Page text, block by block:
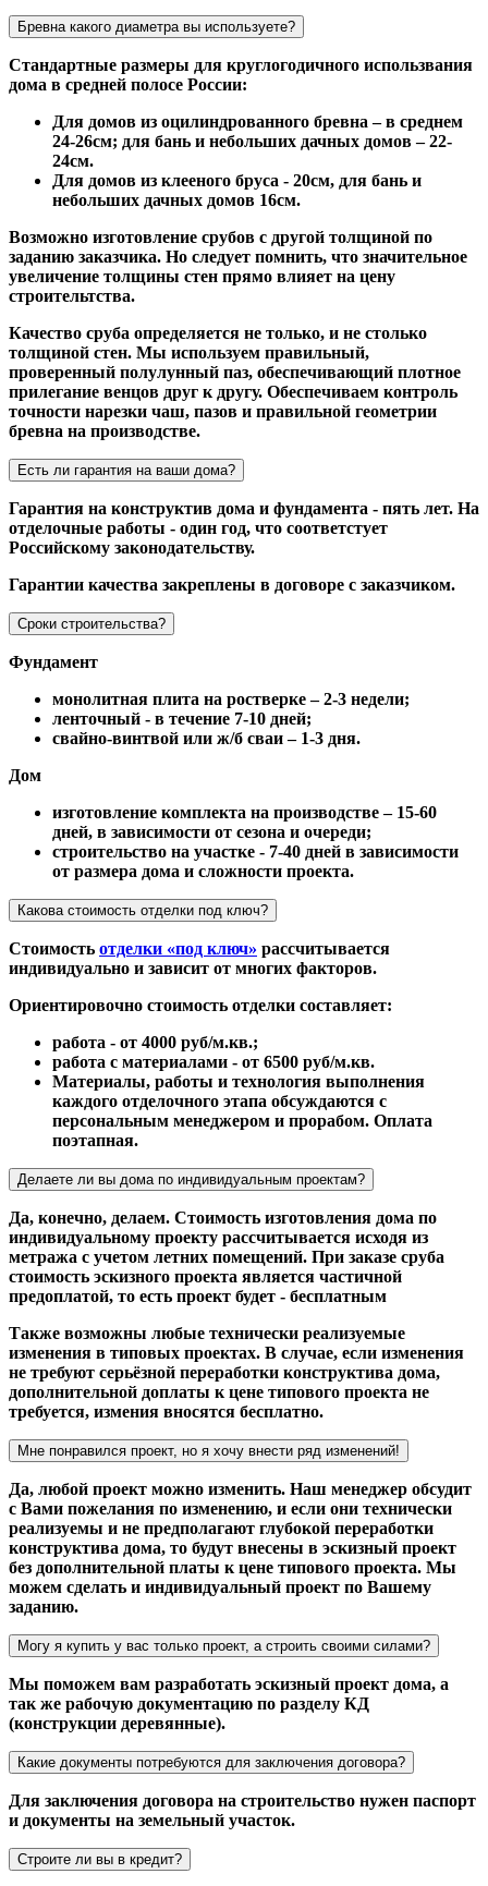
Бревна какого диаметра вы используете?
Стандартные размеры для круглогодичного использвания
дома в средней полосе России:
Для домов из оцилиндрованного бревна – в среднем
24-26см; для бань и небольших дачных домов – 22-
24см.
Для домов из клееного бруса - 20см, для бань и
небольших дачных домов 16см.
Возможно изготовление срубов с другой толщиной по
заданию заказчика. Но следует помнить, что значительное
увеличение толщины стен прямо влияет на цену
строительтства.
Качество сруба определяется не только, и не столько
толщиной стен. Мы используем правильный,
проверенный полулунный паз, обеспечивающий плотное
прилегание венцов друг к другу. Обеспечиваем контроль
точности нарезки чаш, пазов и правильной геометрии
бревна на производстве.
Есть ли гарантия на ваши дома?
Гарантия на конструктив дома и фундамента - пять лет. На
отделочные работы - один год, что соответстует
Российскому законодательству.
Гарантии качества закреплены в договоре с заказчиком.
Сроки строительства?
Фундамент
монолитная плита на ростверке – 2-3 недели;
ленточный - в течение 7-10 дней;
свайно-винтвой или ж/б сваи – 1-3 дня.
Дом
изготовление комплекта на производстве – 15-60
дней, в зависимости от сезона и очереди;
строительство на участке - 7-40 дней в зависимости
от размера дома и сложности проекта.
Какова стоимость отделки под ключ?
Стоимость отделки «под ключ» рассчитывается
индивидуально и зависит от многих факторов.
Ориентировочно стоимость отделки составляет:
работа - от 4000 руб/м.кв.;
работа с материалами - от 6500 руб/м.кв.
Материалы, работы и технология выполнения
каждого отделочного этапа обсуждаются с
персональным менеджером и прорабом. Оплата
поэтапная.
Делаете ли вы дома по индивидуальным проектам?
Да, конечно, делаем. Стоимость изготовления дома по
индивидуальному проекту рассчитывается исходя из
метража с учетом летних помещений. При заказе сруба
стоимость эскизного проекта является частичной
предоплатой, то есть проект будет - бесплатным
Также возможны любые технически реализуемые
изменения в типовых проектах. В случае, если изменения
не требуют серьёзной переработки конструктива дома,
дополнительной доплаты к цене типового проекта не
требуется, измения вносятся бесплатно.
Мне понравился проект, но я хочу внести ряд изменений!
Да, любой проект можно изменить. Наш менеджер обсудит
с Вами пожелания по изменению, и если они технически
реализуемы и не предполагают глубокой переработки
конструктива дома, то будут внесены в эскизный проект
без дополнительной платы к цене типового проекта. Мы
можем сделать и индивидуальный проект по Вашему
заданию.
Могу я купить у вас только проект, а строить своими силами?
Мы поможем вам разработать эскизный проект дома, а
так же рабочую документацию по разделу КД
(конструкции деревянные).
Какие документы потребуются для заключения договора?
Для заключения договора на строительство нужен паспорт
и документы на земельный участок.
Строите ли вы в кредит?